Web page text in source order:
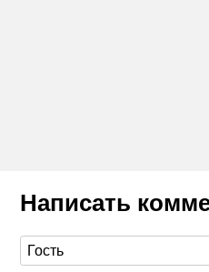
Написать